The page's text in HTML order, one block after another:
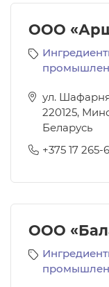
ООО
ул.
220125,
Беларусь
+375 17 265-
ООО